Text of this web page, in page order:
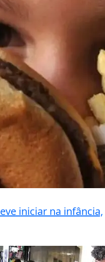
iniciar na infância,